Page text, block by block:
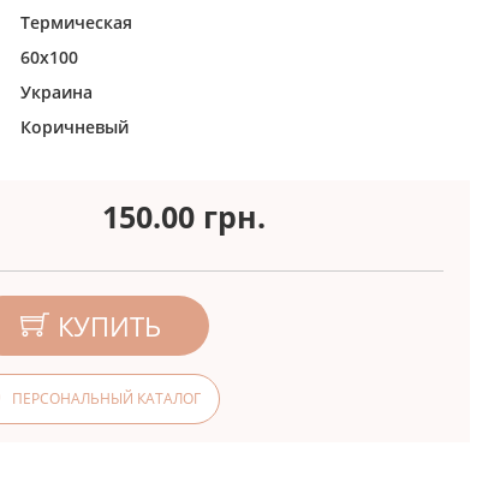
Термическая
60х100
Украина
Коричневый
150.00 грн.
КУПИТЬ
ПЕРСОНАЛЬНЫЙ КАТАЛОГ